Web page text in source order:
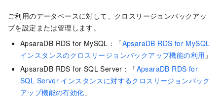
ご利用のデータベースに対して、クロスリージョンバックアッ
プを設定または管理します。
ApsaraDB RDS for MySQL：「ApsaraDB RDS for MySQL
インスタンスのクロスリージョンバックアップ機能の利用 」
ApsaraDB RDS for SQL Server：「ApsaraDB RDS for
SQL Server インスタンスに対するクロスリージョンバック
アップ機能の有効化 」